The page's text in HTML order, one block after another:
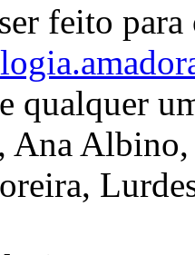
feito
qualquer
Ana